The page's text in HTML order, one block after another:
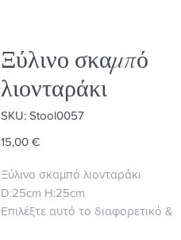
Ξύλινο σκαμπό
λιονταράκι
SKU: Stool0057
15,00 €Τιμή
Ξύλινο σκαμπό λιονταράκι
D:25cm H:25cm
Επιλέξτε αυτό το διαφορετικό &